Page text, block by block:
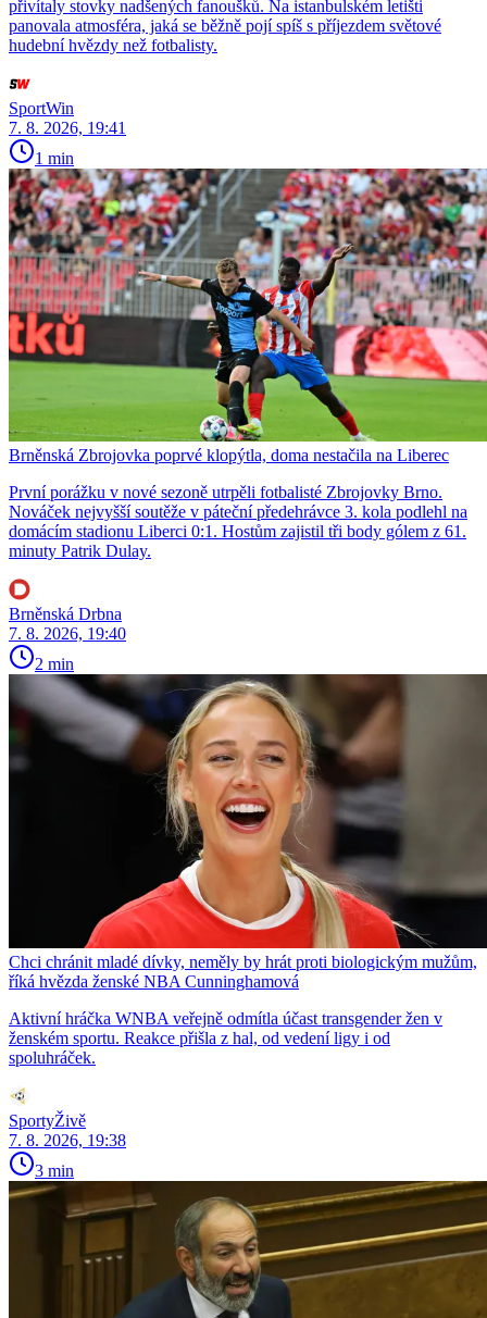
přivítaly stovky nadšených fanoušků. Na istanbulském letišti
panovala atmosféra, jaká se běžně pojí spíš s příjezdem světové
hudební hvězdy než fotbalisty.
SportWin
7. 8. 2026, 19:41
1 min
Brněnská Zbrojovka poprvé klopýtla, doma nestačila na Liberec
První porážku v nové sezoně utrpěli fotbalisté Zbrojovky Brno.
Nováček nejvyšší soutěže v páteční předehrávce 3. kola podlehl na
domácím stadionu Liberci 0:1. Hostům zajistil tři body gólem z 61.
minuty Patrik Dulay.
Brněnská Drbna
7. 8. 2026, 19:40
2 min
Chci chránit mladé dívky, neměly by hrát proti biologickým mužům,
říká hvězda ženské NBA Cunninghamová
Aktivní hráčka WNBA veřejně odmítla účast transgender žen v
ženském sportu. Reakce přišla z hal, od vedení ligy i od
spoluhráček.
SportyŽivě
7. 8. 2026, 19:38
3 min